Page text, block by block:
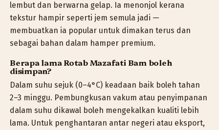
lembut dan berwarna gelap. Ia menonjol kerana
tekstur hampir seperti jem semula jadi —
membuatkan ia popular untuk dimakan terus dan
sebagai bahan dalam hamper premium.
Berapa lama Rotab Mazafati Bam boleh
disimpan?
Dalam suhu sejuk (0–4°C) keadaan baik boleh tahan
2–3 minggu. Pembungkusan vakum atau penyimpanan
dalam suhu dikawal boleh mengekalkan kualiti lebih
lama. Untuk penghantaran antar negeri atau eksport,